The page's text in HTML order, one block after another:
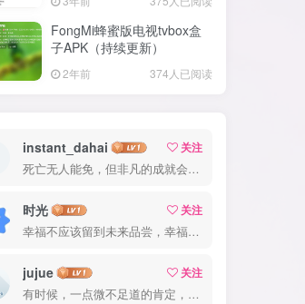
FongMi蜂蜜版电视tvbox盒
子APK（持续更新）
2年前 374人已阅读
instant_dahai
关注
死亡无人能免，但非凡的成就会树起一座纪念碑，它将一直立到太阳冷却之时
时光
关注
幸福不应该留到未来品尝，幸福是你专门为当下的自己所准备的
jujue
关注
有时候，一点微不足道的肯定，对我却意义非凡